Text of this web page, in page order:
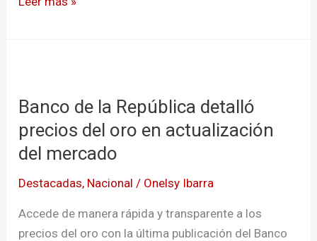
Banco de la República detalló
precios del oro en actualización
del mercado
Destacadas, Nacional / Onelsy Ibarra
Accede de manera rápida y transparente a los
precios del oro con la última publicación del Banco
la
República
detalló
del